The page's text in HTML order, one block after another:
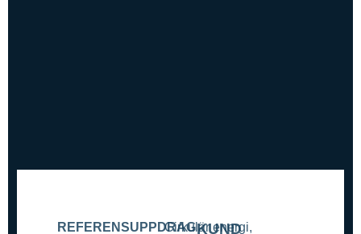
REFERENSUPPDRAGCirkulär energi,
KUND